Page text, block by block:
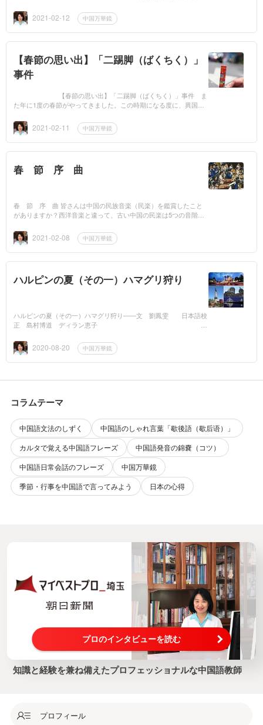
イスキャンデ...
2021-02-12 中国万華鏡
【春節の思い出】「二踢脚（ばくちく）」
事件
【春節の思い出】「二踢脚（ばくちく）」事件 ま
た年に1度の春節がやってきました。この時期になる度に、異国に
るいろいろな思い...
2021-02-11 中国万華鏡
春 節 序 曲
春 節 序 曲 皆さんは中国の民族音楽（民楽）を鑑賞したこと
がありますか？西洋音楽と違って、古い中国の民楽は5つの音階し
伝わってい...2021-02-08 中国万華鏡
ハルピンの夏（その一）ハマグリ狩り
ハルピンの夏（その一）ハマグリ狩り――文 劉鳳雯 日本語校
正 島村博道 ディラン恵子
美しい太陽島。...
2020-08-20 中国万華鏡
コラムテーマ
中国語文法のしずく
中国語のしゃれ言葉「歇後語（歇后语）」
カルタで覚える中国語フレーズ
中国語発音の錦嚢（コツ）
中国語日常会話のフレーズ
中国万華鏡
季節・行事を中国語で言ってみよう
日本の心得
プロのインタビューを読む
知識と経験を兼ね備えたプロフェッショナルな中国語教師
プロフィール